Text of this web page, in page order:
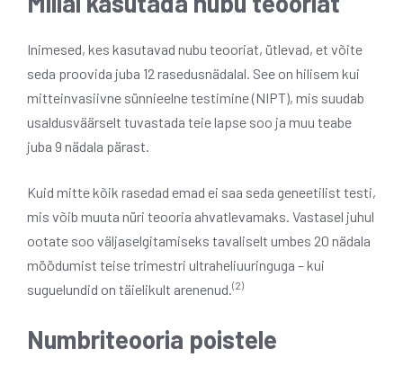
Inimesed, kes kasutavad nubu teooriat, ütlevad, et võite
seda proovida juba 12 rasedusnädalal. See on hilisem kui
mitteinvasiivne sünnieelne testimine (NIPT), mis suudab
usaldusväärselt tuvastada teie lapse soo ja muu teabe
juba 9 nädala pärast.
Kuid mitte kõik rasedad emad ei saa seda geneetilist testi,
mis võib muuta nüri teooria ahvatlevamaks. Vastasel juhul
ootate soo väljaselgitamiseks tavaliselt umbes 20 nädala
möödumist teise trimestri ultraheliuuringuga – kui
suguelundid on täielikult arenenud. (2)
Numbriteooria poistele